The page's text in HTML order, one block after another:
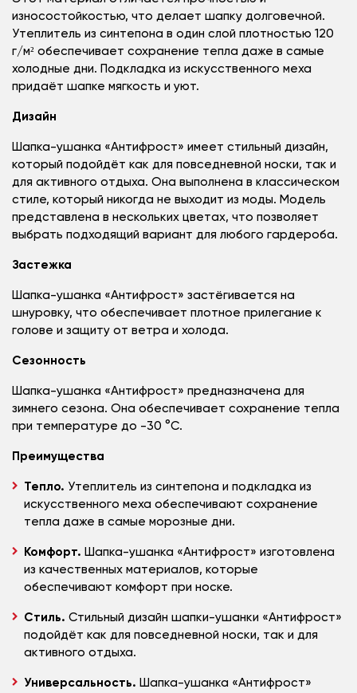
износостойкостью, что делает шапку долговечной.
Утеплитель из синтепона в один слой плотностью 120
г/м² обеспечивает сохранение тепла даже в самые
холодные дни. Подкладка из искусственного меха
придаёт шапке мягкость и уют.
Дизайн
Шапка-ушанка «Антифрост» имеет стильный дизайн,
который подойдёт как для повседневной носки, так и
для активного отдыха. Она выполнена в классическом
стиле, который никогда не выходит из моды. Модель
представлена в нескольких цветах, что позволяет
выбрать подходящий вариант для любого гардероба.
Застежка
Шапка-ушанка «Антифрост» застёгивается на
шнуровку, что обеспечивает плотное прилегание к
голове и защиту от ветра и холода.
Сезонность
Шапка-ушанка «Антифрост» предназначена для
зимнего сезона. Она обеспечивает сохранение тепла
при температуре до -30 °C.
Преимущества
Тепло. Утеплитель из синтепона и подкладка из
искусственного меха обеспечивают сохранение
тепла даже в самые морозные дни.
Комфорт. Шапка-ушанка «Антифрост» изготовлена
из качественных материалов, которые
обеспечивают комфорт при носке.
Стиль. Стильный дизайн шапки-ушанки «Антифрост»
подойдёт как для повседневной носки, так и для
активного отдыха.
Универсальность. Шапка-ушанка «Антифрост»